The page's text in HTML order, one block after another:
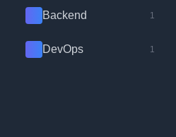
Backend 1
DevOps 1